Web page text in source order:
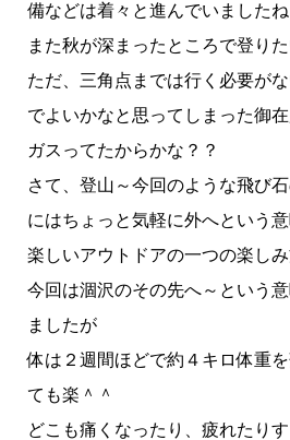
備などは着々と進んでいましたね
また秋が深まったところで登り
ただ、三角点までは行く必要が
でよいかなと思ってしまった御
ガスってたからかな？？
さて、登山～今回のような飛び
にはちょっと気軽に外へという
楽しいアウトドアの一つの楽し
今回は涸沢のその先へ～という
ましたが
体は２週間ほどで約４キロ体重
ても楽＾＾
どこも痛くなったり、疲れたり